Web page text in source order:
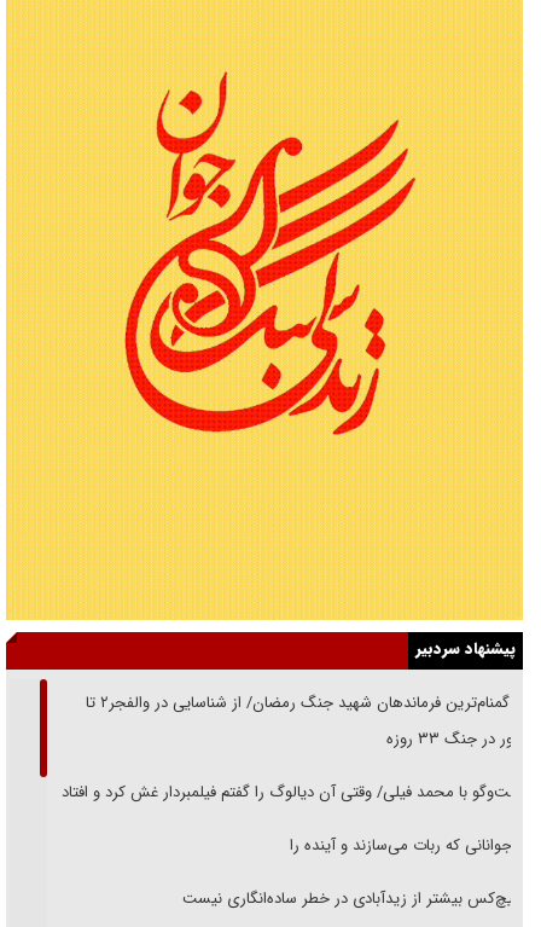
پیشنهاد سردبیر
از گمنام‌ترین فرماندهان شهید جنگ رمضان/ از شناسایی در والفجر۲ تا
حضور در جنگ ۳۳ روزه
گفت‌وگو با محمد فیلی/ وقتی آن دیالوگ را گفتم فیلمبردار غش کرد و افتاد
نوجوانانی که ربات می‌سازند و آینده را
هیچ‌کس بیشتر از زیدآبادی در خطر ساده‌انگاری نیست